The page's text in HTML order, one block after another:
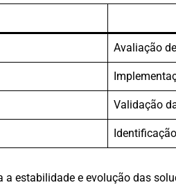
Avaliação
Validação
estabilidade e evolução das